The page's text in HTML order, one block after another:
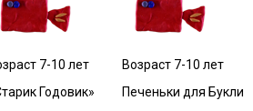
7-10 лет
Годовик»
Возраст 7-10 лет
Печеньки для Букли